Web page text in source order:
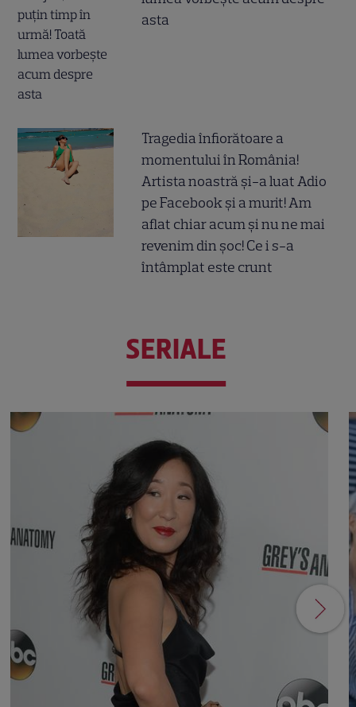
asta
Tragedia înfiorătoare a
momentului în România!
Artista noastră și-a luat Adio
pe Facebook și a murit! Am
aflat chiar acum și nu ne mai
revenim din șoc! Ce i s-a
întâmplat este crunt
SERIALE